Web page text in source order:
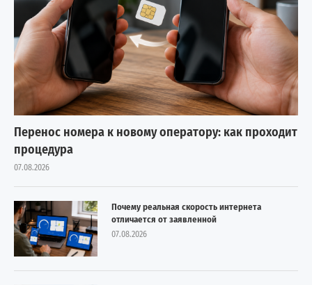
Перенос номера к новому оператору: как проходит
процедура
07.08.2026
Почему реальная скорость интернета
отличается от заявленной
07.08.2026